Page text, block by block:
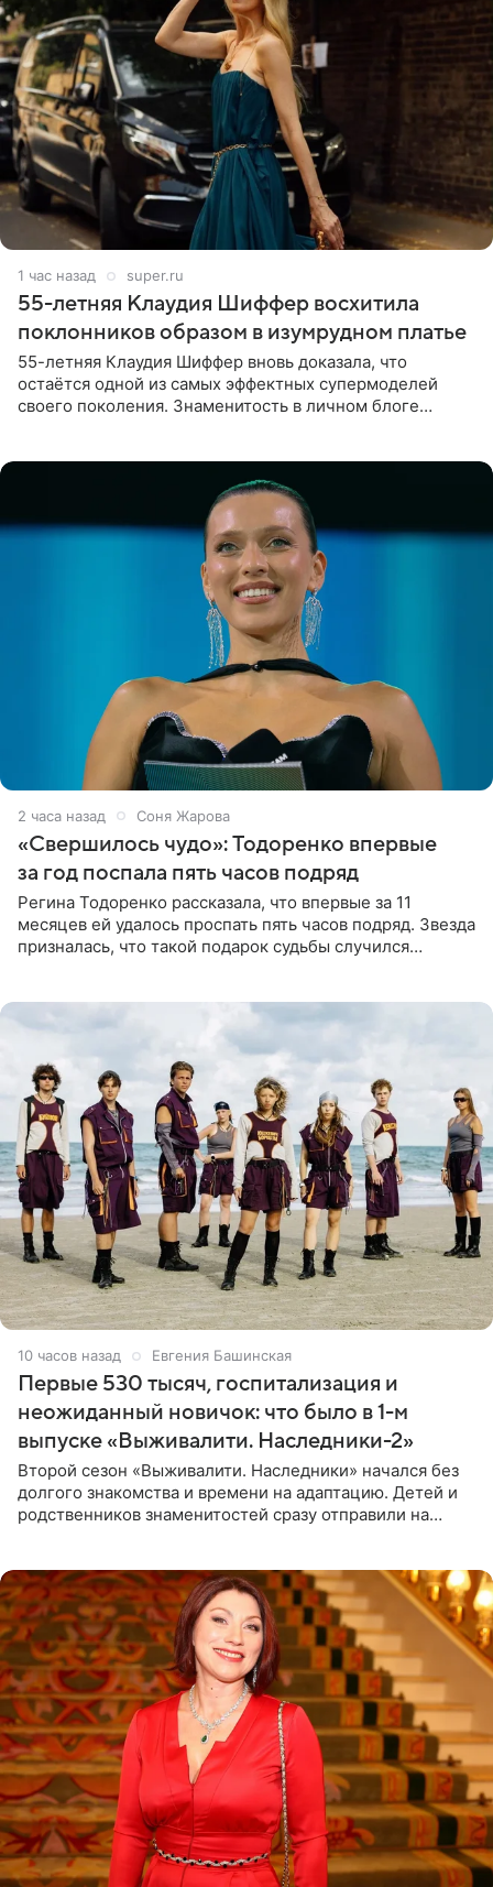
1 час назад super.ru
55-летняя Клаудия Шиффер восхитила
поклонников образом в изумрудном платье
55-летняя Клаудия Шиффер вновь доказала, что
остаётся одной из самых эффектных супермоделей
своего поколения. Знаменитость в личном блоге
2 часа назад Соня Жарова
«Свершилось чудо»: Тодоренко впервые
за год поспала пять часов подряд
Регина Тодоренко рассказала, что впервые за 11
месяцев ей удалось проспать пять часов подряд. Звезда
призналась, что такой подарок судьбы случился
10 часов назад Евгения Башинская
Первые 530 тысяч, госпитализация и
неожиданный новичок: что было в 1-м
выпуске «Выживалити. Наследники-2»
Второй сезон «Выживалити. Наследники» начался без
долгого знакомства и времени на адаптацию. Детей и
родственников знаменитостей сразу отправили на